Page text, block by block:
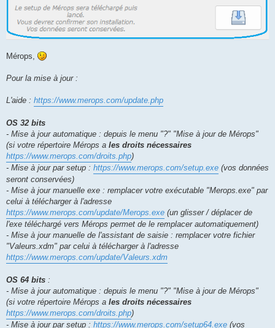
Mérops,
Pour la mise à jour :
L'aide : https://www.merops.com/update.php
OS 32 bits
- Mise à jour automatique : depuis le menu "?" "Mise à jour de Mérops"
(si votre répertoire Mérops a les droits nécessaires
https://www.merops.com/droits.php)
- Mise à jour par setup : https://www.merops.com/setup.exe (vos données
seront conservées)
- Mise à jour manuelle exe : remplacer votre exécutable "Merops.exe" par
celui à télécharger à l'adresse
https://www.merops.com/update/Merops.exe (un glisser / déplacer de
l'exe téléchargé vers Mérops permet de le remplacer automatiquement)
- Mise à jour manuelle de l'assistant de saisie : remplacer votre fichier
"Valeurs.xdm" par celui à télécharger à l'adresse
https://www.merops.com/update/Valeurs.xdm
OS 64 bits :
- Mise à jour automatique : depuis le menu "?" "Mise à jour de Mérops"
(si votre répertoire Mérops a les droits nécessaires
https://www.merops.com/droits.php)
- Mise à jour par setup : https://www.merops.com/setup64.exe (vos